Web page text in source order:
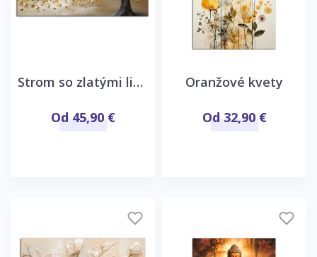
Strom so zlatými listami
Od 45,90 €
Oranžové kvety
Od 32,90 €